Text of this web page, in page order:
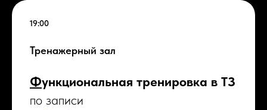
19:00
Тренажерный зал
Функциональная тренировка в ТЗ
по записи